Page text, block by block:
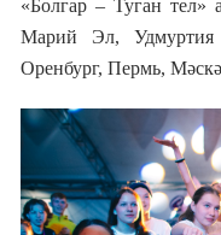
«Болгар – Туган тел»
Марий
Эл, Удмуртия
Оренбург, Пермь,